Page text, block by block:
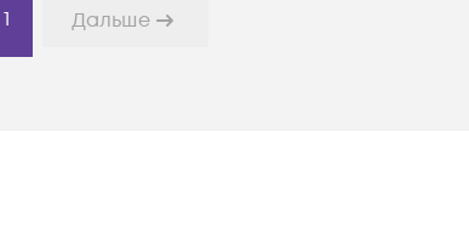
1 Дальше